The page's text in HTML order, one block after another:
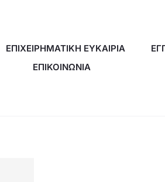
ΕΠΙΧΕΙΡΗΜΑΤΙΚΗ ΕΥΚΑΙΡΙΑ
ΕΠΙΚΟΙΝΩΝΙΑ